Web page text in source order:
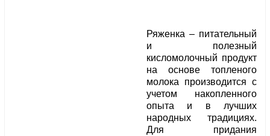
Ряженка – питательный
и полезный
кисломолочный продукт
на основе топленого
молока производится с
учетом накопленного
опыта и в лучших
народных традициях.
Для придания